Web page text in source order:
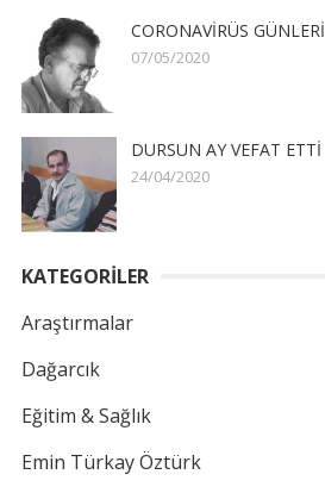
CORONAVİRÜS GÜNLERİ
07/05/2020
DURSUN AY VEFAT ETTİ
24/04/2020
KATEGORİLER
Araştırmalar
Dağarcık
Eğitim & Sağlık
Emin Türkay Öztürk